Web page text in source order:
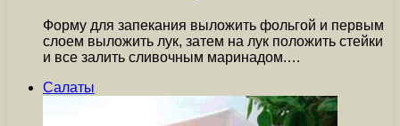
Форму для запекания выложить фольгой и первым
слоем выложить лук, затем на лук положить стейки
и все залить сливочным маринадом.…
Салаты